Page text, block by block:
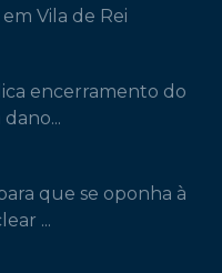
Vila de Rei
encerramento do
que se oponha à
...